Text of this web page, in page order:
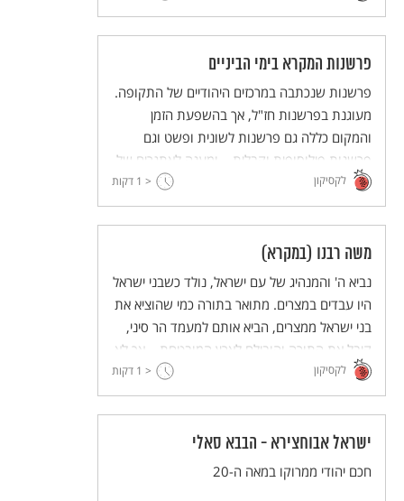
פרשנות המקרא בימי הביניים
פרשנות שנכתבה במרכזים היהודיים של התקופה.
מעוגנת בפרשנות חז"ל, אך בהשפעת הזמן
והמקום כללה גם פרשנות לשונית ופשט וגם
פרשנות פילוסופית וקבלית – ומענה לאתגרים של
הפרשנות הנוצרית לתנ"ך.
לקסיקון < 1 דקות
משה רבנו (במקרא)
נביא ה' והמנהיג של עם ישראל, נולד כשבני ישראל
היו עבדים במצרים. מתואר בתורה כמי שהוציא את
בני ישראל ממצרים, הביא אותם למעמד הר סיני,
קיבל את התורה והובילם לארץ המובטחת – אך לא
נכנס אליה. זכה לקרבת אלוהים שאין דומה לה
במקרא - אך גם חטא ונענש.
לקסיקון < 1 דקות
ישראל אבוחצירא - הבבא סאלי
חכם יהודי ממרוקו במאה ה-20